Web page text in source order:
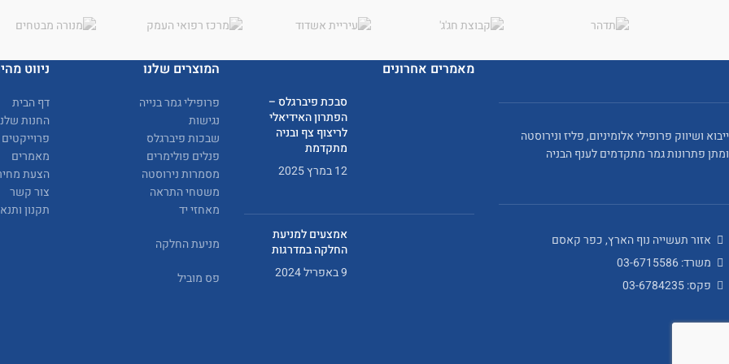
ייבוא ושיווק פרופילי אלומיניום, פליז ונירוסטה
ומתן פתרונות גמר מתקדמים לענף הבניה
אזור תעשייה נוף הארץ, כפר קאסם
משרד: 03-6715586
פקס: 03-6784235
מאמרים אחרונים
סבכת פיברגלס –
הפתרון האידיאלי
לריצוף צף ובניה
מתקדמת
12 במרץ 2025
אמצעים למניעת
החלקה במדרגות
9 באפריל 2024
המוצרים שלנו
פרופילי גמר בנייה
נגישות
שבכות פיברגלס
פנלים פולימרים
מסמרות נירוסטה
משטחי התראה
מאחזי יד
מניעת החלקה
פס מוביל
ניווט
דף הבית
החנות
פרוייקטים
מאמרים
הצעת
צור קשר
תקנון